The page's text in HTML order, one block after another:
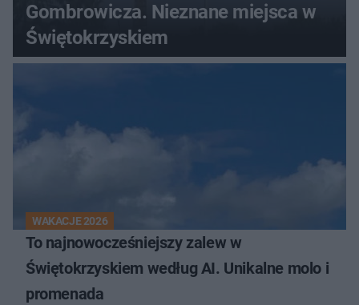
Gombrowicza. Nieznane miejsca w
Świętokrzyskiem
WAKACJE 2026
To najnowocześniejszy zalew w
Świętokrzyskiem według AI. Unikalne molo i
promenada